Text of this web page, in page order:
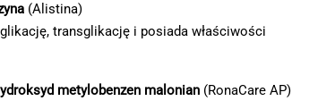
(Аlistina)
transglikację i posiada właściwości
metylobenzen malonian (RonaCare AP)